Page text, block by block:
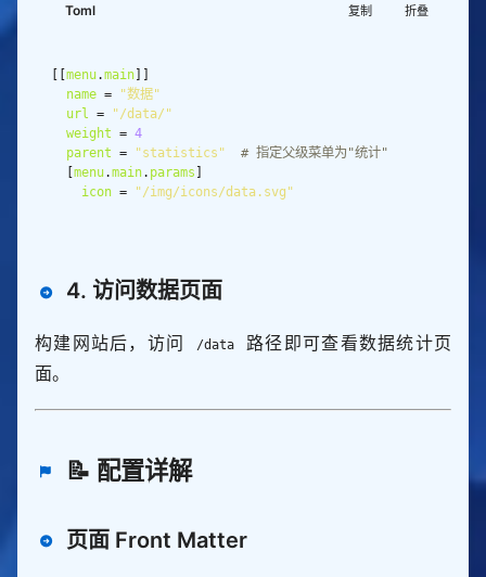
Toml 复制 折叠
menu.main
name =
"数据"
url =
"/data/"
weight = 4
parent = "statistics"
# 指定父级菜单为"统计"
menu.main. params
icon = "/img/icons/data.svg"
4. 访问数据页面
构建网站后，访问 /data
路径即可查看数据统计页
面。
📝 配置详解
页面 Front Matter